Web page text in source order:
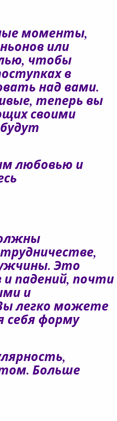
моменты,
или
чтобы
в
над вами.
теперь вы
своими
любовью и
Это
падений, почти
и
легко можете
себя форму
Больше